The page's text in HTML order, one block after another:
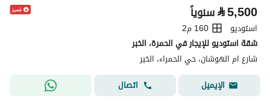
⃁5,500 سنوياً
استوديو
160 م2
شقة استوديو للإيجار في الحمرة، الخبر
شارع ام الهوشان، حي الحمراء، الخبر
الإيميل
اتصال